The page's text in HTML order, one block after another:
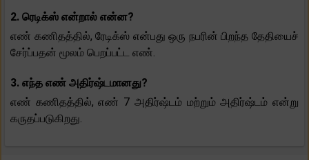
2. ரெடிக்ஸ் என்றால் என்ன?
எண் கணிதத்தில், ரேடிக்ஸ் என்பது ஒரு நபரின் பிறந்த தேதியைச்
சேர்ப்பதன் மூலம் பெறப்பட்ட எண்.
3. எந்த எண் அதிர்ஷ்டமானது?
எண் கணிதத்தில், எண் 7 அதிர்ஷ்டம் மற்றும் அதிர்ஷ்டம் என்று
கருதப்படுகிறது.